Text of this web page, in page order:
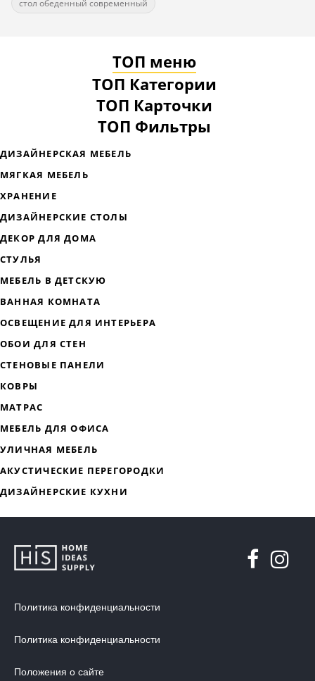
стол обеденный современный
ТОП меню
ТОП Категории
ТОП Карточки
ТОП Фильтры
ДИЗАЙНЕРСКИЕ СТОЛЫ
ДЕКОР ДЛЯ ДОМА
ВАННАЯ КОМНАТА
ОСВЕЩЕНИЕ ДЛЯ ИНТЕРЬЕРА
Политика конфиденциальности
Политика конфиденциальности
Положения о сайте